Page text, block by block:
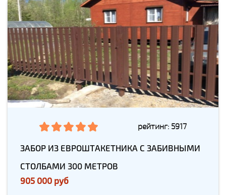
рейтинг: 5917
ЗАБОР ИЗ ЕВРОШТАКЕТНИКА С ЗАБИВНЫМИ
СТОЛБАМИ 300 МЕТРОВ
905 000 руб